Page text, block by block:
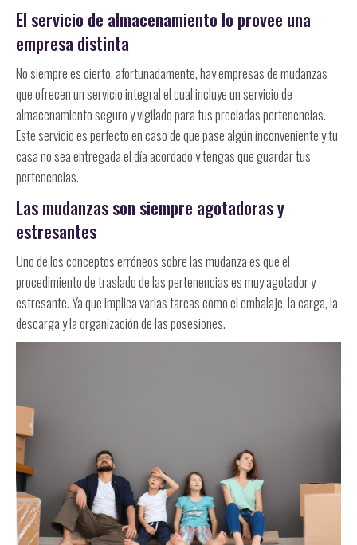
El servicio de almacenamiento lo provee una
empresa distinta
No siempre es cierto, afortunadamente, hay empresas de mudanzas
que ofrecen un servicio integral el cual incluye un servicio de
almacenamiento seguro y vigilado para tus preciadas pertenencias.
Este servicio es perfecto en caso de que pase algún inconveniente y tu
casa no sea entregada el día acordado y tengas que guardar tus
pertenencias.
Las mudanzas son siempre agotadoras y
estresantes
Uno de los conceptos erróneos sobre las mudanza es que el
procedimiento de traslado de las pertenencias es muy agotador y
estresante. Ya que implica varias tareas como el embalaje, la carga, la
descarga y la organización de las posesiones.